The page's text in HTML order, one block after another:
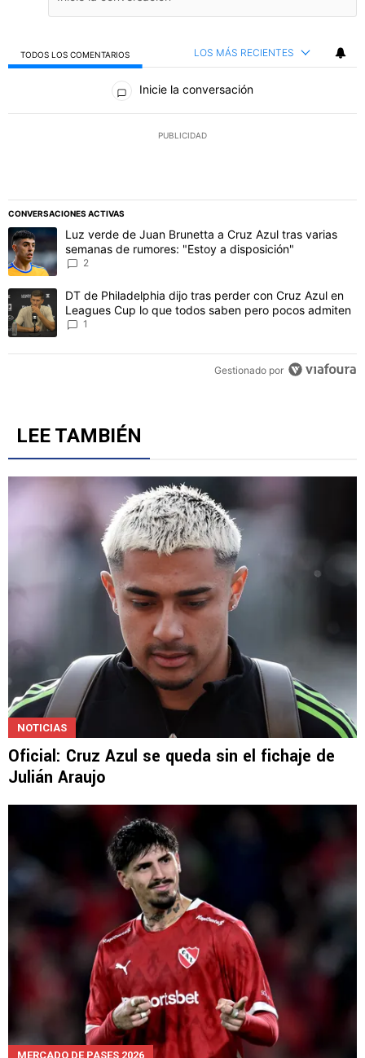
TODOS LOS COMENTARIOS LOS MÁS RECIENTES
Todos los comentarios
Inicie la conversación
PUBLICIDAD
CONVERSACIONES ACTIVAS
Este listado muestra los artículos con más comentarios en los
Un artículo de tendencia con el título "Luz verde de Juan
Luz verde de Juan Brunetta a Cruz Azul tras varias
semanas de rumores: "Estoy a disposición"
2
Un artículo de tendencia con el título "DT de Philadelphia dijo
DT de Philadelphia dijo tras perder con Cruz Azul en
Leagues Cup lo que todos saben pero pocos admiten
1
Gestionado por
LEE TAMBIÉN
NOTICIAS
Oficial: Cruz Azul se queda sin el fichaje de
Julián Araujo
MERCADO DE PASES 2026